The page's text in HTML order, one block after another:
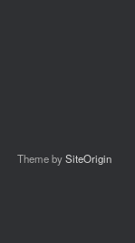
Theme bySiteOrigin